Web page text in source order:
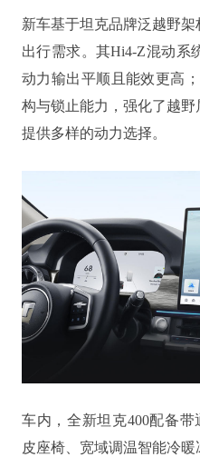
新车基于坦克品牌泛越野
出行需求。其Hi4-Z混动系
动力输出平顺且能效更高
构与锁止能力，强化了越
提供多样的动力选择。
车内，全新坦克400配备带
皮座椅、宽域调温智能冷暖